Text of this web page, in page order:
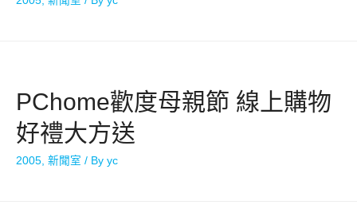
PChome歡度母親節 線上購物
好禮大方送
2005 新聞室 / By yc